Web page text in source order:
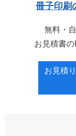
冊子印刷
無料・
お見積書
お見積